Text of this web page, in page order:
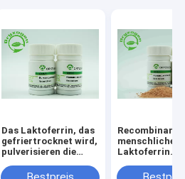
Das Laktoferrin, das
gefriertrocknet wird,
pulverisieren die
antibakteriellen
Recombinant
menschliches
Laktoferrin
Pulver